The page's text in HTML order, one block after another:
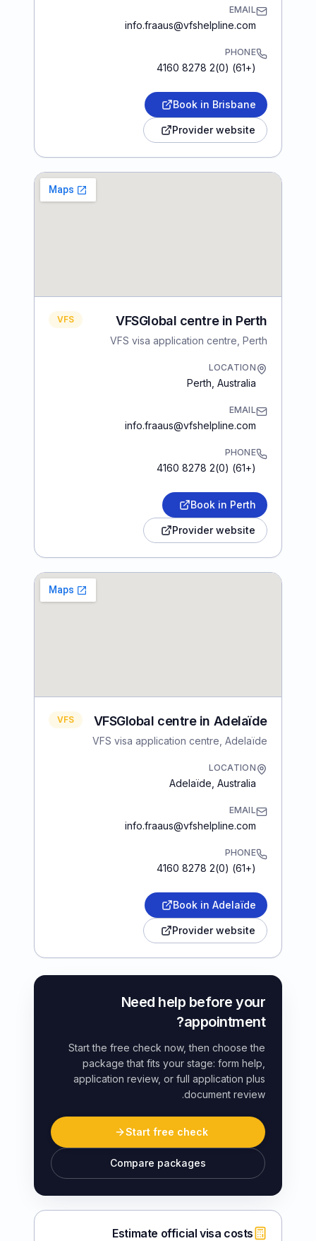
EMAIL
info.fraaus@vfshelpline.com
PHONE
(+61) (0)2 8278 4160
Book in Brisbane
Provider website
VFSGlobal centre in Perth
VFS visa application centre, Perth
VFS
LOCATION
Perth Australia
EMAIL
info.fraaus@vfshelpline.com
PHONE
(+61) (0)2 8278 4160
Book in Perth
Provider website
VFSGlobal centre in Adelaïde
VFS visa application centre, Adelaïde
VFS
LOCATION
Adelaïde Australia
EMAIL
info.fraaus@vfshelpline.com
PHONE
(+61) (0)2 8278 4160
Book in Adelaïde
Provider website
Need help before your
appointment?
Start the free check now, then choose the
package that fits your stage: form help,
application review, or full application plus
document review.
Start free check
Compare packages
Estimate official visa costs